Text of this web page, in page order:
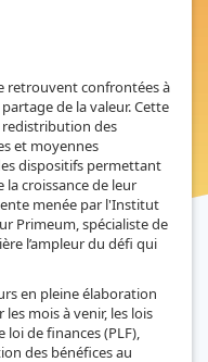
retrouvent confrontées à
de la valeur. Cette
redistribution des
et moyennes
dispositifs permettant
la croissance de leur
menée par l'Institut
Primeum, spécialiste de
l’ampleur du défi qui
en pleine élaboration
mois à venir, les lois
loi de finances (PLF),
des bénéfices au